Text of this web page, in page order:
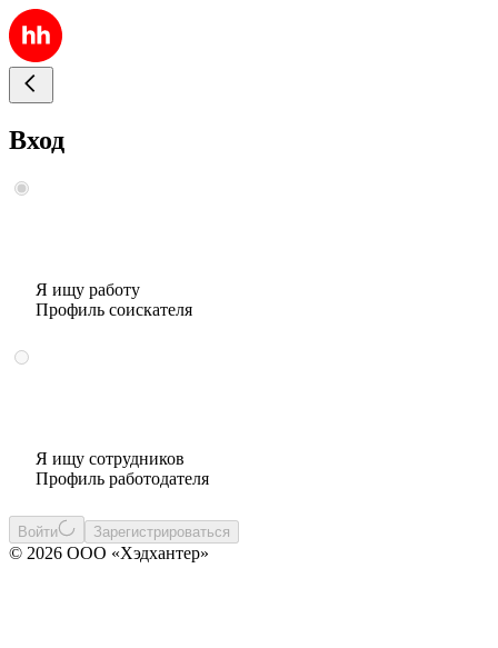
Вход
Я ищу работу
Профиль соискателя
Я ищу сотрудников
Профиль работодателя
Войти Зарегистрироваться
© 2026 ООО «Хэдхантер»